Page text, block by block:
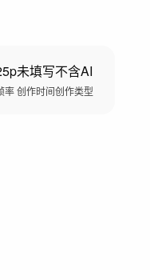
率
未填写
创作时间
不含AI
创作类型